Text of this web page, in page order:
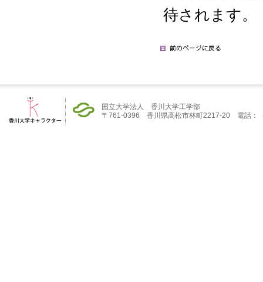
待されます。
国立大学法人 香川大学工学部
〒761-0396 香川県高松市林町2217-20 電話：